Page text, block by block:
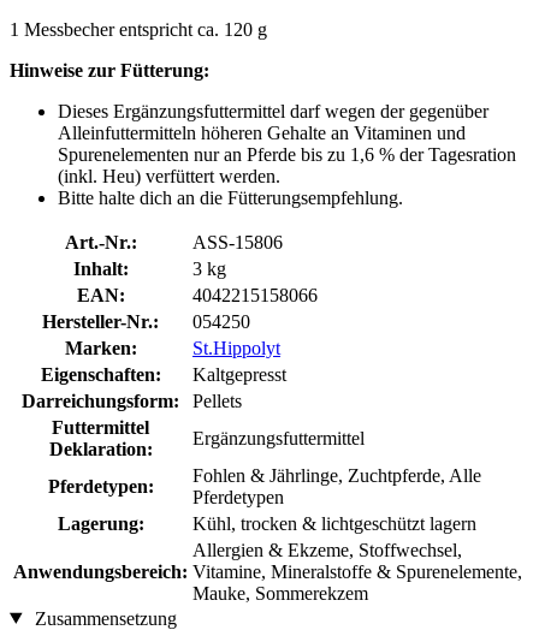
1 Messbecher entspricht ca. 120 g
Hinweise zur Fütterung:
Dieses Ergänzungsfuttermittel darf wegen der gegenüber
Alleinfuttermitteln höheren Gehalte an Vitaminen und
Spurenelementen nur an Pferde bis zu 1,6 % der Tagesration
(inkl. Heu) verfüttert werden.
Bitte halte dich an die Fütterungsempfehlung.
Art.-Nr.:
ASS-15806
Inhalt:
3 kg
EAN:
4042215158066
Hersteller-Nr.:
054250
Marken:
St.Hippolyt
Eigenschaften:
Kaltgepresst
Darreichungsform:
Pellets
Futtermittel
Deklaration:
Ergänzungsfuttermittel
Pferdetypen:
Fohlen & Jährlinge, Zuchtpferde, Alle
Pferdetypen
Lagerung:
Kühl, trocken & lichtgeschützt lagern
Anwendungsbereich:
Allergien & Ekzeme, Stoffwechsel,
Vitamine, Mineralstoffe & Spurenelemente,
Mauke, Sommerekzem
Zusammensetzung